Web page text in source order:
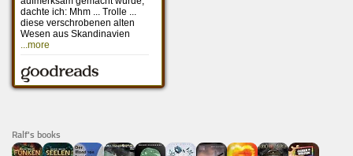
Ralf's books